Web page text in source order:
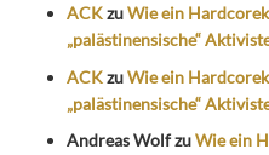
ACKzuWie ein
„palästinensische“
ACKzuWie ein
„palästinensische“
Andreas WolfzuWie ein